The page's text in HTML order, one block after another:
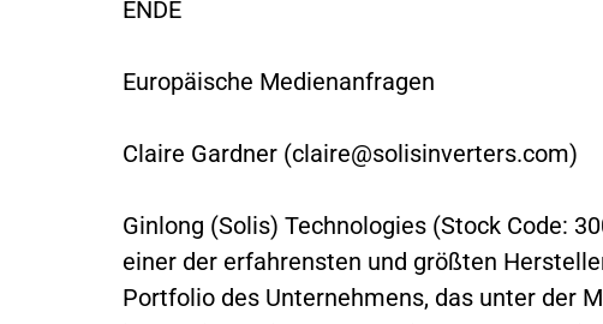
ENDE
Europäische Medienanfragen
Claire Gardner (claire@solisinverters.com)
Ginlong (Solis) Technologies (Stock Code:
einer der erfahrensten und größten
Portfolio des Unternehmens, das unter der